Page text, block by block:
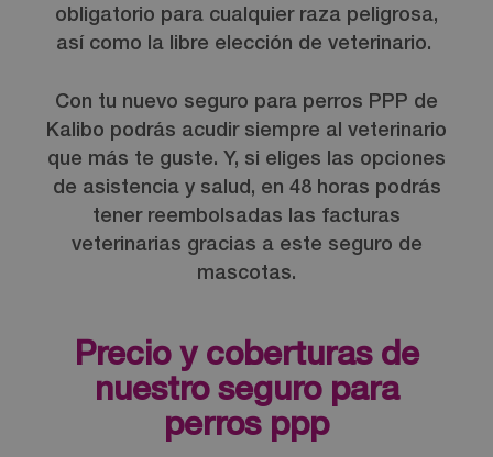
alguien,
que no
a y
para
guinda,
hablar
que
transmi
nte
tranquili
dad,
segurid
ad y
cada
año
andada
de 5K
canina.
Con el
inscripc
un
e pack,
obligatorio para cualquier raza peligrosa,
así como la libre elección de veterinario.
Con tu nuevo seguro para perros PPP de
Kalibo podrás acudir siempre al veterinario
que más te guste. Y, si eliges las opciones
de asistencia y salud, en 48 horas podrás
tener reembolsadas las facturas
veterinarias gracias a este seguro de
mascotas.
Precio y coberturas de
nuestro seguro para
perros ppp